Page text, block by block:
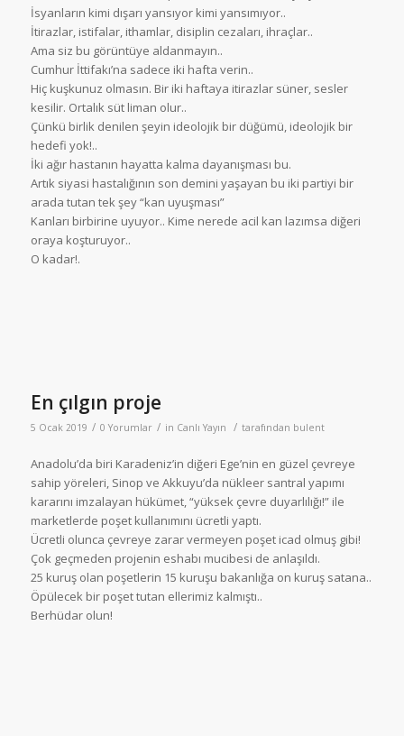
İsyanların kimi dışarı yansıyor kimi yansımıyor..
İtirazlar, istifalar, ithamlar, disiplin cezaları, ihraçlar..
Ama siz bu görüntüye aldanmayın..
Cumhur İttifakı’na sadece iki hafta verin..
Hiç kuşkunuz olmasın. Bir iki haftaya itirazlar süner, sesler
kesilir. Ortalık süt liman olur..
Çünkü birlik denilen şeyin ideolojik bir düğümü, ideolojik bir
hedefi yok!..
İki ağır hastanın hayatta kalma dayanışması bu.
Artık siyasi hastalığının son demini yaşayan bu iki partiyi bir
arada tutan tek şey “kan uyuşması”
Kanları birbirine uyuyor.. Kime nerede acil kan lazımsa diğeri
oraya koşturuyor..
O kadar!.
En çılgın proje
5 Ocak 2019 / 0 Yorumlar / in Canlı Yayın / tarafından bulent
Anadolu’da biri Karadeniz’in diğeri Ege’nin en güzel çevreye
sahip yöreleri, Sinop ve Akkuyu’da nükleer santral yapımı
kararını imzalayan hükümet, “yüksek çevre duyarlılığı!” ile
marketlerde poşet kullanımını ücretli yaptı.
Ücretli olunca çevreye zarar vermeyen poşet icad olmuş gibi!
Çok geçmeden projenin eshabı mucibesi de anlaşıldı.
25 kuruş olan poşetlerin 15 kuruşu bakanlığa on kuruş satana..
Öpülecek bir poşet tutan ellerimiz kalmıştı..
Berhüdar olun!